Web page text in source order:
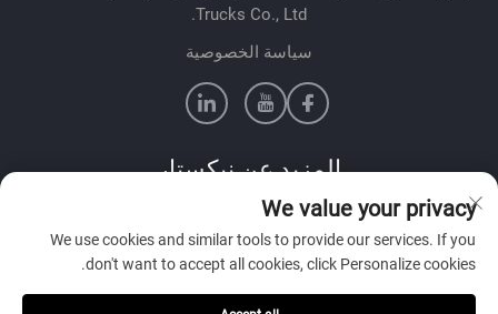
Trucks Co., Ltd.
سياسة الخصوصية
المزيد عن نيكستار
تواصل مع فريق المبيعات لدينا في بلدك
We value your privacy
We use cookies and similar tools to provide our services. If you
don't want to accept all cookies, click Personalize cookies.